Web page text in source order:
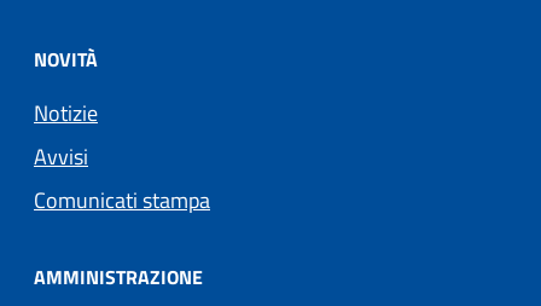
NOVITÀ
Notizie
Avvisi
Comunicati stampa
AMMINISTRAZIONE